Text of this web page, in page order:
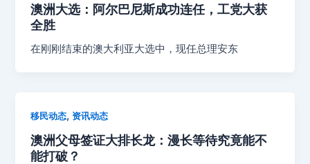
澳洲大选：阿尔巴尼斯成功连任，工党大获
全胜
在刚刚结束的澳大利亚大选中，现任总理安东
移民动态,资讯动态
澳洲父母签证大排长龙：漫长等待究竟能不
能打破？